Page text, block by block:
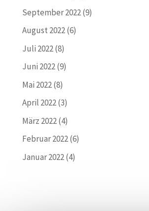
September 2022(9)
August 2022(6)
Juli 2022(8)
Juni 2022(9)
Mai 2022(8)
April 2022(3)
März 2022(4)
Februar 2022(6)
Januar 2022(4)